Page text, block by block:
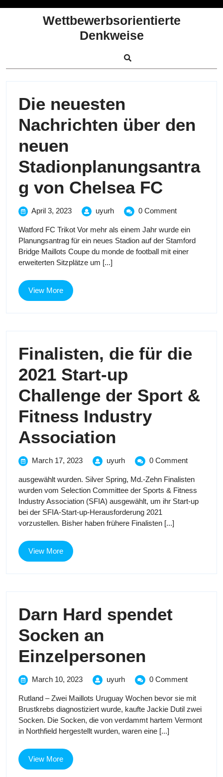
Wettbewerbsorientierte
Denkweise
Die neuesten
Nachrichten über den
neuen
Stadionplanungsantra
g von Chelsea FC
über
von
April 3, 2023April
2023
uyurhDie
Nachrichten
über
den
0 Comment
Watford FC Trikot Vor mehr als einem Jahr wurde ein
Planungsantrag für ein neues Stadion auf der Stamford
Bridge Maillots Coupe du monde de football mit einer
erweiterten Sitzplätze um [...]
View MoreView
More
Finalisten, die für die
2021 Start-up
Challenge der Sport &
Fitness Industry
Association
die
für
die
2021
Sport
Fitness
Industry
Association
March 17, 2023March
2023
uyurhFinalisten,
für
die
2021
Start-
up
Industry
0 Comment
ausgewählt wurden. Silver Spring, Md.-Zehn Finalisten
wurden vom Selection Committee der Sports & Fitness
Industry Association (SFIA) ausgewählt, um ihr Start-up
bei der SFIA-Start-up-Herausforderung 2021
vorzustellen. Bisher haben frühere Finalisten [...]
View MoreView
More
Darn Hard spendet
Socken an
Einzelpersonen
Hard
spendet
Socken
an
March 10, 2023March
2023
uyurhDarn
spendet
Socken
an
Einzelpersonen
0 Comment
Rutland – Zwei Maillots Uruguay Wochen bevor sie mit
Brustkrebs diagnostiziert wurde, kaufte Jackie Dutil zwei
Socken. Die Socken, die von verdammt hartem Vermont
in Northfield hergestellt wurden, waren eine [...]
View MoreView
More